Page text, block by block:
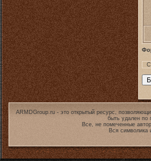
ARMDGroup.ru - это открытый ресурс,
быть удален по
Все, не помеченные
Вся символика